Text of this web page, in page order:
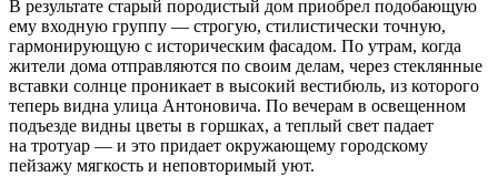
В результате старый породистый дом приобрел подобающую
ему входную группу — строгую, стилистически точную,
гармонирующую с историческим фасадом. По утрам, когда
жители дома отправляются по своим делам, через стеклянные
вставки солнце проникает в высокий вестибюль, из которого
теперь видна улица Антоновича. По вечерам в освещенном
подъезде видны цветы в горшках, а теплый свет падает
на тротуар — и это придает окружающему городскому
пейзажу мягкость и неповторимый уют.